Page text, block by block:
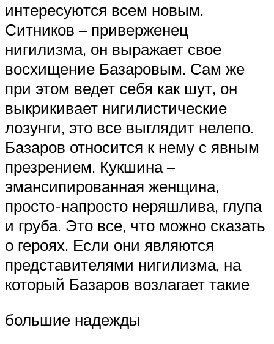
интересуются всем новым.
Ситников – приверженец
нигилизма, он выражает свое
восхищение Базаровым. Сам же
при этом ведет себя как шут, он
выкрикивает нигилистические
лозунги, это все выглядит нелепо.
Базаров относится к нему с явным
презрением. Кукшина –
эмансипированная женщина,
просто-напросто неряшлива, глупа
и груба. Это все, что можно сказать
о героях. Если они являются
представителями нигилизма, на
который Базаров возлагает такие
большие надежды